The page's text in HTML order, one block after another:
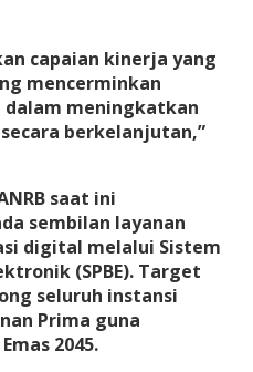
capaian kinerja yang
mencerminkan
dalam meningkatkan
berkelanjutan,”
saat ini
sembilan layanan
digital melalui Sistem
(SPBE). Target
seluruh instansi
Prima guna
2045.